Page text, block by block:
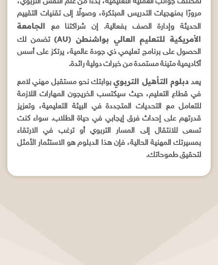
لمختلف جوانب العملية التعليمية، بدءًا من علم النفس التربوي،
مرورًا بمنهجيات التدريس المبتكرة، وصولًا إلى تقنيات التقييم
الحديثة وإدارة الصف بفعالية. إن شراكتنا مع الجامعة
الأمريكية للتعليم العالي بواشنطن (AU)
تضمن لك
الحصول على برنامج تعليمي ذي جودة عالمية، يرتكز على أسس
أكاديمية متينة مستمدة من خبرات دولية رائدة.
يعددبلوم التأهيل التربويبوابتك نحو مستقبل مهني لامع
في قطاع التعليم، حيث سيكتسب الخريجون المهارات اللازمة
للتعامل مع التحديات المتجددة في البيئة التعليمية، وتعزيز
قدرتهم على إحداث فرق إيجابي في حياة الطلاب. سواء كنت
تسعى للانتقال إلى المسار التربوي أو ترغب في الارتقاء
بمسيرتك المهنية الحالية، فإن هذا الدبلوم هو الاستثمار الأمثل
لتحقيق طموحاتك.